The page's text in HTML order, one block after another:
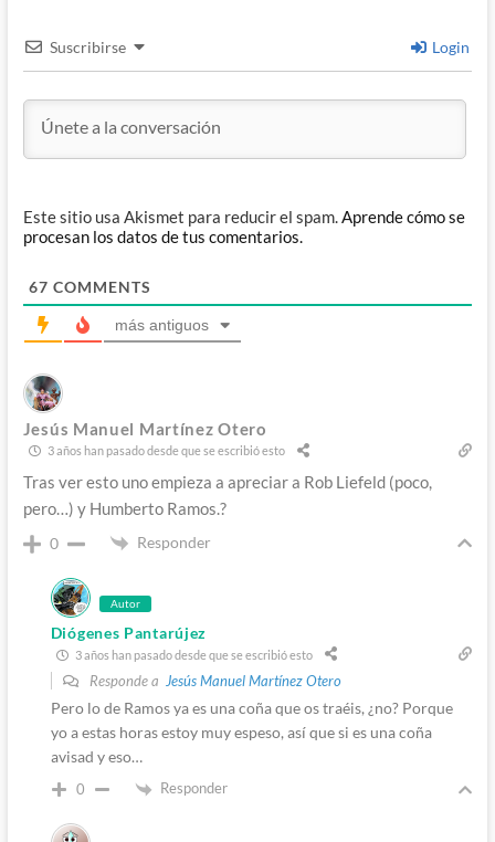
Suscribirse Login
Este sitio usa Akismet para reducir el spam.Aprende cómo se
procesan los datos de tus comentarios.
67 COMMENTS
más antiguos
Jesús Manuel Martínez Otero
3 años han pasado desde que se escribió esto
Tras ver esto uno empieza a apreciar a Rob Liefeld (poco,
pero…) y Humberto Ramos.?
0 Responder
Autor
Diógenes Pantarújez
3 años han pasado desde que se escribió esto
Responde a Jesús Manuel Martínez Otero
Pero lo de Ramos ya es una coña que os traéis, ¿no? Porque
yo a estas horas estoy muy espeso, así que si es una coña
avisad y eso…
0 Responder